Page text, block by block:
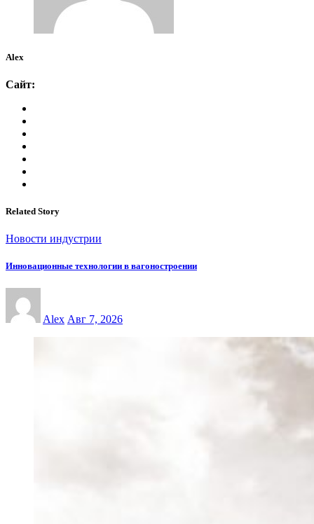
Alex
Сайт:
Related Story
Новости индустрии
Инновационные технологии в вагоностроении
Alex Авг 7, 2026